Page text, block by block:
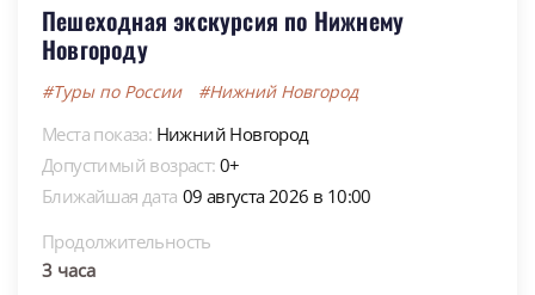
Пешеходная экскурсия по Нижнему
Новгороду
#Туры по России #Нижний Новгород
Места показа: Нижний Новгород
Допустимый возраст: 0+
Ближайшая дата 09 августа 2026 в 10:00
Продолжительность
3 часа